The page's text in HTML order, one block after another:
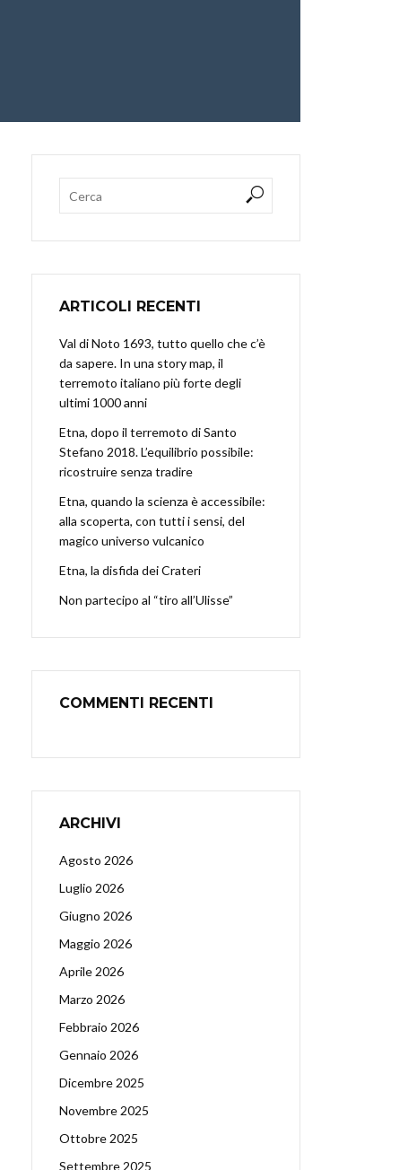
ARTICOLI RECENTI
Val di Noto 1693, tutto quello che c’è
da sapere. In una story map, il
terremoto italiano più forte degli
ultimi 1000 anni
Etna, dopo il terremoto di Santo
Stefano 2018. L’equilibrio possibile:
ricostruire senza tradire
Etna, quando la scienza è accessibile:
alla scoperta, con tutti i sensi, del
magico universo vulcanico
Etna, la disfida dei Crateri
Non partecipo al “tiro all’Ulisse”
COMMENTI RECENTI
ARCHIVI
Agosto 2026
Luglio 2026
Giugno 2026
Maggio 2026
Aprile 2026
Marzo 2026
Febbraio 2026
Gennaio 2026
Dicembre 2025
Novembre 2025
Ottobre 2025
Settembre 2025